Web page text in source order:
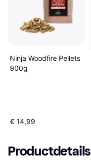
Ninja Woodfire Pellets
900g
€ 14,99
Productdetails